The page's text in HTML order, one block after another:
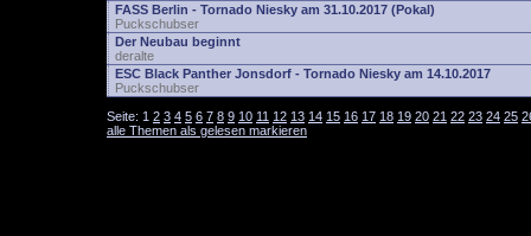
FASS Berlin - Tornado Niesky am 31.10.2017 (Pokal)
Puckschubser
Der Neubau beginnt
deralte
ESC Black Panther Jonsdorf - Tornado Niesky am 14.10.2017
Puckschubser
Seite: 1 2 3 4 5 6 7 8 9 10 11 12 13 14 15 16 17 18 19 20 21 22 23 24 25
alle Themen als gelesen markieren